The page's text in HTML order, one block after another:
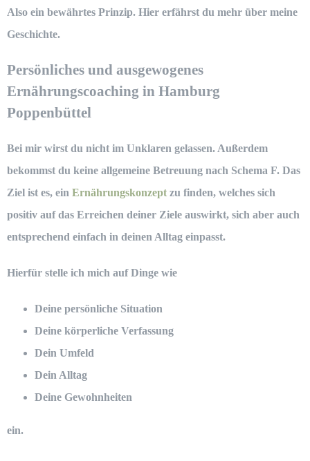
Also ein bewährtes Prinzip. Hier erfährst du mehr über meine
Geschichte.
Persönliches und ausgewogenes
Ernährungscoaching in Hamburg
Poppenbüttel
Bei mir wirst du nicht im Unklaren gelassen. Außerdem
bekommst du keine allgemeine Betreuung nach Schema F. Das
Ziel ist es, ein Ernährungskonzept zu finden, welches sich
positiv auf das Erreichen deiner Ziele auswirkt, sich aber auch
entsprechend einfach in deinen Alltag einpasst.
Hierfür stelle ich mich auf Dinge wie
Deine persönliche Situation
Deine körperliche Verfassung
Dein Umfeld
Dein Alltag
Deine Gewohnheiten
ein.